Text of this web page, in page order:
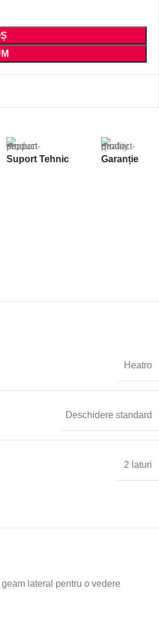
Suport Tehnic Garanție
Heatro
Deschidere standard
2 laturi
lateral pentru o vedere